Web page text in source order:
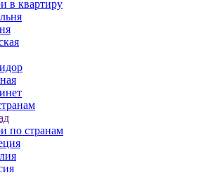
в квартиру
по странам